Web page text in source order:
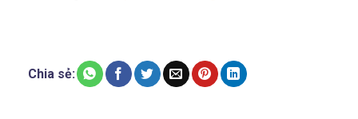
Chia sẻ: